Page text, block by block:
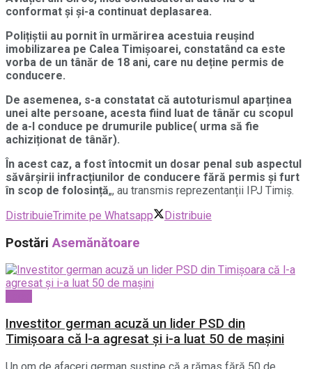
conformat și și-a continuat deplasarea.
Polițiștii au pornit în urmărirea acestuia reușind
imobilizarea pe Calea Timișoarei, constatând ca este
vorba de un tânăr de 18 ani, care nu deține permis de
conducere.
De asemenea, s-a constatat că autoturismul aparținea
unei alte persoane, acesta fiind luat de tânăr cu scopul
de a-l conduce pe drumurile publice( urma să fie
achiziționat de tânăr).
În acest caz, a fost întocmit un dosar penal sub aspectul
săvârșirii infracțiunilor de conducere fără permis și furt
în scop de folosință„, au transmis reprezentanții IPJ Timiș.
DistribuieTrimite pe Whatsapp Distribuie
PostăriAsemănătoare
Investitor german acuză un lider PSD din
Timișoara că l-a agresat și i-a luat 50 de mașini